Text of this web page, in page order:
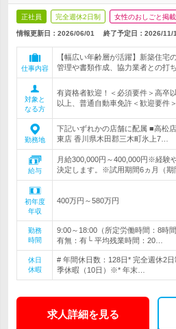
正社員 完全週休2日制 女性のおしごと掲
情報更新日：2026/06/01 終了予定日： 2026/11/
仕事内容
【幅広い年齢層が活躍】新築住宅
管理や書類作成、協力業者との打
対象と
なる方
有資格者歓迎！＜必須要件＞高卒
以上、普通自動車免許＜歓迎要件
勤務地
下記いずれかの店舗に配属 ■高松
東店 香川県木田郡三木町氷上7…
給与
月給300,000円～400,000円※経験
決定します。※試用期間6ヵ月（期
初年度
年収
400万円～580万円
勤務
時間
9:00～18:00（所定労働時間：8
有無：有└ 平均残業時間：20…
休日
休暇
# 年間休日数：128日* 完全週休2
季休暇（10日）※* 年末…
求人詳細を見る